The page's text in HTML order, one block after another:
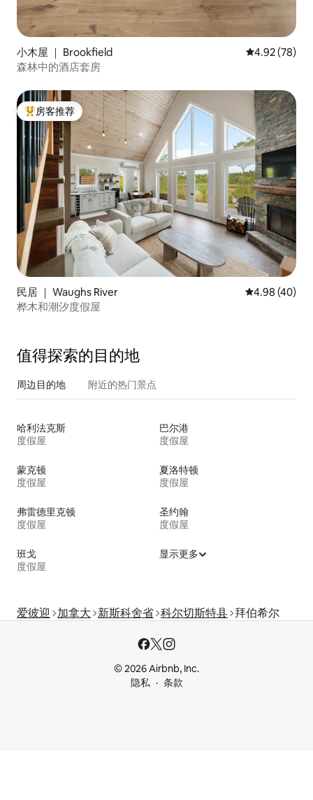
小木屋 ｜ Brookfield 平均评分
4.92 (78)
森林中的酒店套房
热门「房客推荐」
房客推荐
民居 ｜ Waughs River 平均评分
4.98 (40)
桦木和潮汐度假屋
值得探索的目的地
周边目的地 附近的热门景点
哈利法克斯
度假屋
巴尔港
度假屋
蒙克顿
度假屋
夏洛特顿
度假屋
弗雷德里克顿
度假屋
圣约翰
度假屋
班戈
度假屋
显示更多
爱彼迎 加拿大 新斯科舍省 科尔切斯特县 拜伯希尔
© 2026 Airbnb, Inc.
隐私
条款